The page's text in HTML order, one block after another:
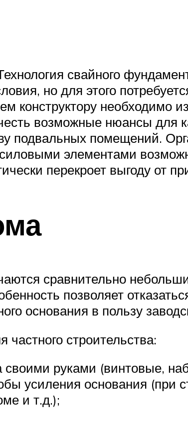
свайного
но для этого
конструктору необходимо
возможные нюансы для
подвальных помещений.
элементами
перекроет выгоду от
сравнительно
позволяет
основания в пользу
строительства:
руками (винтовые,
усиления основания (при
и т.д.);